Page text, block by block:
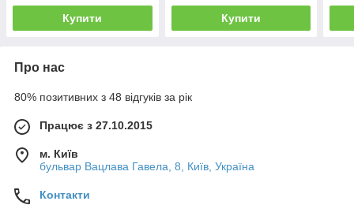
Купити Купити
Про нас
80% позитивних з 48 відгуків за рік
Працює з 27.10.2015
м. Київ
бульвар Вацлава Гавела, 8, Київ, Україна
Контакти